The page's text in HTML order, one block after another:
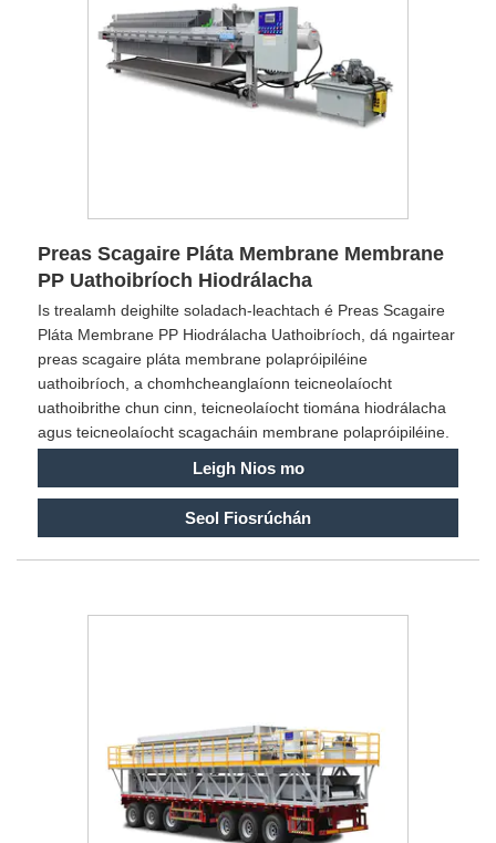
Preas Scagaire Pláta Membrane Membrane
PP Uathoibríoch Hiodrálacha
Is trealamh deighilte soladach-leachtach é Preas Scagaire
Pláta Membrane PP Hiodrálacha Uathoibríoch, dá ngairtear
preas scagaire pláta membrane polapróipiléine
uathoibríoch, a chomhcheanglaíonn teicneolaíocht
uathoibrithe chun cinn, teicneolaíocht tiomána hiodrálacha
agus teicneolaíocht scagacháin membrane polapróipiléine.
Leigh Nios mo
Seol Fiosrúchán